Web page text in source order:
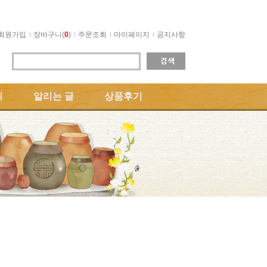
원가입 장바구니(0) 주문조회 마이페이지 공지사항
알리는 글 상품후기